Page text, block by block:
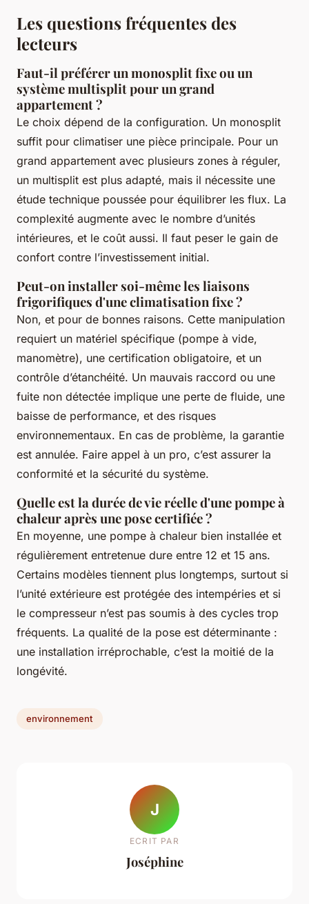
Les questions fréquentes des
lecteurs
Faut-il préférer un monosplit fixe ou un
système multisplit pour un grand
appartement ?
Le choix dépend de la configuration. Un monosplit
suffit pour climatiser une pièce principale. Pour un
grand appartement avec plusieurs zones à réguler,
un multisplit est plus adapté, mais il nécessite une
étude technique poussée pour équilibrer les flux. La
complexité augmente avec le nombre d’unités
intérieures, et le coût aussi. Il faut peser le gain de
confort contre l’investissement initial.
Peut-on installer soi-même les liaisons
frigorifiques d'une climatisation fixe ?
Non, et pour de bonnes raisons. Cette manipulation
requiert un matériel spécifique (pompe à vide,
manomètre), une certification obligatoire, et un
contrôle d’étanchéité. Un mauvais raccord ou une
fuite non détectée implique une perte de fluide, une
baisse de performance, et des risques
environnementaux. En cas de problème, la garantie
est annulée. Faire appel à un pro, c’est assurer la
conformité et la sécurité du système.
Quelle est la durée de vie réelle d'une pompe à
chaleur après une pose certifiée ?
En moyenne, une pompe à chaleur bien installée et
régulièrement entretenue dure entre 12 et 15 ans.
Certains modèles tiennent plus longtemps, surtout si
l’unité extérieure est protégée des intempéries et si
le compresseur n’est pas soumis à des cycles trop
fréquents. La qualité de la pose est déterminante :
une installation irréprochable, c’est la moitié de la
longévité.
environnement
J
ECRIT PAR
Joséphine